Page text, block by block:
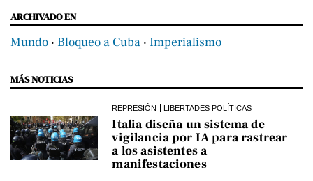
ARCHIVADO EN
Mundo ‧ Bloqueo a Cuba ‧ Imperialismo
MÁS NOTICIAS
REPRESIÓN LIBERTADES POLÍTICAS
Italia diseña un sistema de
vigilancia por IA para rastrear
a los asistentes a
manifestaciones